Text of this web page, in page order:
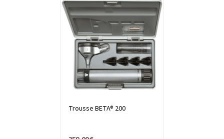
Trousse BETA® 200